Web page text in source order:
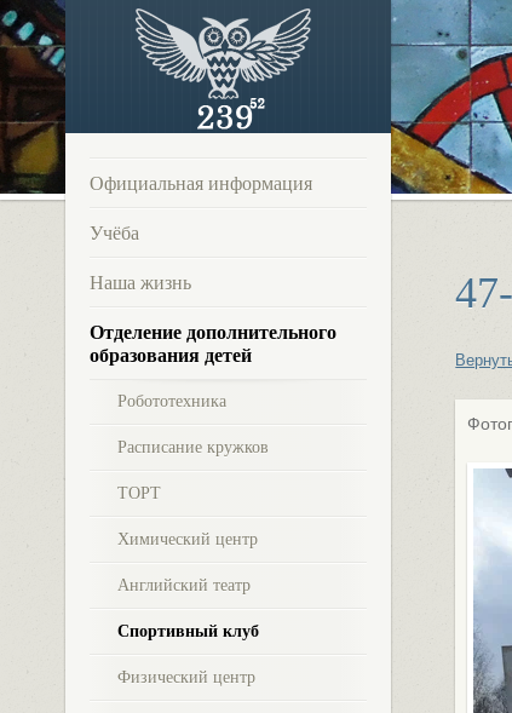
Официальная информация
Учёба
Наша жизнь
Отделение дополнительного
образования детей
Робототехника
Расписание кружков
ТОРТ
Химический центр
Английский театр
Спортивный клуб
Физический центр